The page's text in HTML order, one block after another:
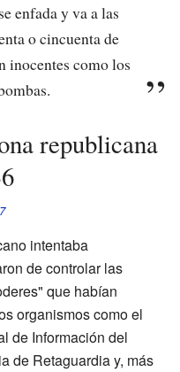
enfada y va a las
o cincuenta de
inocentes como los
republicana
intentaba
de controlar las
que habían
organismos como el
de Información del
de Retaguardia y, más